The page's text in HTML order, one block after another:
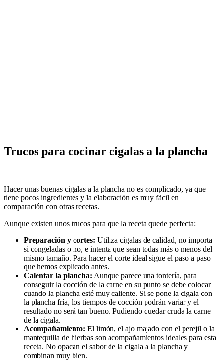
Trucos para cocinar cigalas a la plancha
Hacer unas buenas cigalas a la plancha no es complicado, ya que
tiene pocos ingredientes y la elaboración es muy fácil en
comparación con otras recetas.
Aunque existen unos trucos para que la receta quede perfecta:
Preparación y cortes: Utiliza cigalas de calidad, no importa
si congeladas o no, e intenta que sean todas más o menos del
mismo tamaño. Para hacer el corte ideal sigue el paso a paso
que hemos explicado antes.
Calentar la plancha: Aunque parece una tontería, para
conseguir la cocción de la carne en su punto se debe colocar
cuando la plancha esté muy caliente. Si se pone la cigala con
la plancha fría, los tiempos de cocción podrán variar y el
resultado no será tan bueno. Pudiendo quedar cruda la carne
de la cigala.
Acompañamiento: El limón, el ajo majado con el perejil o la
mantequilla de hierbas son acompañamientos ideales para esta
receta. No opacan el sabor de la cigala a la plancha y
combinan muy bien.